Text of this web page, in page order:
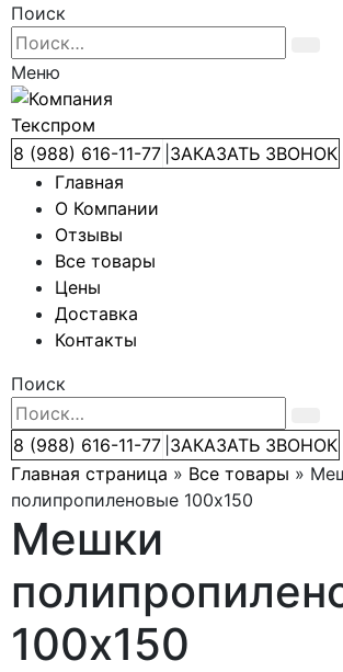
Поиск
Меню
8 (988) 616-11-77 ЗАКАЗАТЬ ЗВОНОК
Главная
О Компании
Отзывы
Все товары
Цены
Доставка
Контакты
Поиск
8 (988) 616-11-77 ЗАКАЗАТЬ ЗВОНОК
Главная страница » Все товары »
полипропиленовые 100х150
Мешки
100х150